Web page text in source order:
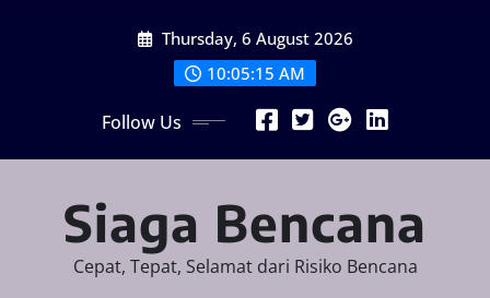
Thursday, 6 August 2026
10:05:17 AM
Follow Us
Siaga Bencana
Cepat, Tepat, Selamat dari Risiko Bencana